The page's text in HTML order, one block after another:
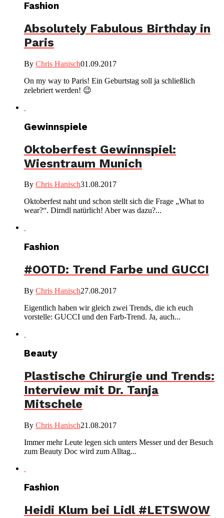
Fashion
Absolutely Fabulous Birthday in
Paris
By Chris Hanisch01.09.2017
On my way to Paris! Ein Geburtstag soll ja schließlich
zelebriert werden! 😉
Gewinnspiele
Oktoberfest Gewinnspiel:
Wiesntraum Munich
By Chris Hanisch31.08.2017
Oktoberfest naht und schon stellt sich die Frage „What to
wear?“. Dirndl natürlich! Aber was dazu?...
Fashion
#OOTD: Trend Farbe und GUCCI
By Chris Hanisch27.08.2017
Eigentlich haben wir gleich zwei Trends, die ich euch
vorstelle: GUCCI und den Farb-Trend. Ja, auch...
Beauty
Plastische Chirurgie und Trends:
Interview mit Dr. Tanja
Mitschele
By Chris Hanisch21.08.2017
Immer mehr Leute legen sich unters Messer und der Besuch
zum Beauty Doc wird zum Alltag...
Fashion
Heidi Klum bei Lidl #LETSWOW